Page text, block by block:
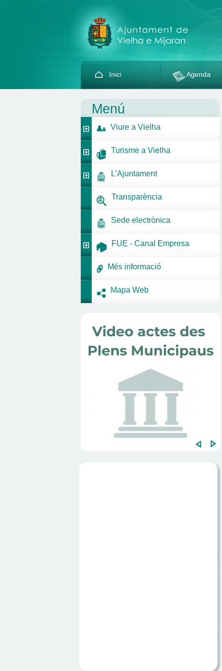
Inici Agenda
Menú
Viure a Vielha
Turisme a Vielha
L’Ajuntament
Transparència
Sede electrònica
FUE - Canal Empresa
Més informació
Mapa Web